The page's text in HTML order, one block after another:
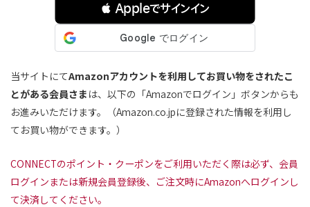
 Appleでサインイン
当サイトにてAmazonアカウントを利用してお買い物をされたこ
とがある会員さま は、以下の「Amazonでログイン」ボタンからも
お進みいただけます。（Amazon.co.jpに登録された情報を利用し
てお買い物ができます。）
CONNECTのポイント・クーポンをご利用いただく際は必ず、会員
ログインまたは新規会員登録後、ご注文時にAmazonへログインし
て決済してください。